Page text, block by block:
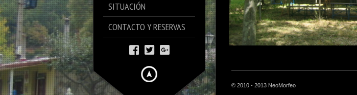
SITUACIÓN
CONTACTO Y RESERVAS
© 2010 - 2013 NeoMorfeo